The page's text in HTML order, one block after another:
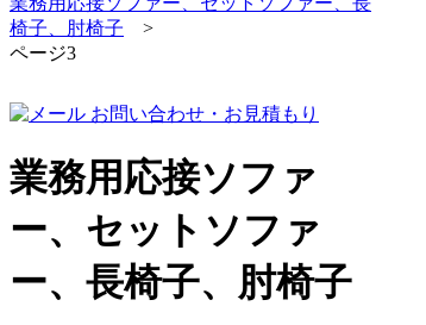
椅子、肘椅子 >
ページ3
業務用応接ソファ
ー、セットソファ
ー、長椅子、肘椅子